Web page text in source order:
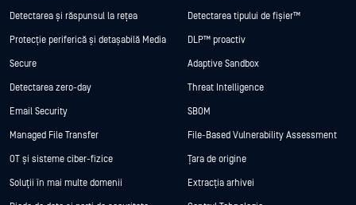
Detectarea și răspunsul la rețea
Protecție periferică și detașabilă Media
Secure
Detectarea zero-day
Email Security
Managed File Transfer
OT și sisteme ciber-fizice
Soluții în mai multe domenii
Detectarea tipului de fișier™
DLP™ proactiv
Adaptive Sandbox
Threat Intelligence
SBOM
File-Based Vulnerability Assessment
Țara de origine
Extracția arhivei